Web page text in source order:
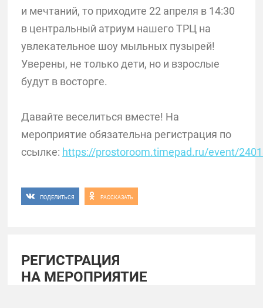
и мечтаний, то приходите 22 апреля в 14:30
в центральный атриум нашего ТРЦ на
увлекательное шоу мыльных пузырей!
Уверены, не только дети, но и взрослые
будут в восторге.
Давайте веселиться вместе! На
мероприятие обязательна регистрация по
ссылке: https://prostoroom.timepad.ru/event/
ПОДЕЛИТЬСЯ РАССКАЗАТЬ
РЕГИСТРАЦИЯ
НА МЕРОПРИЯТИЕ